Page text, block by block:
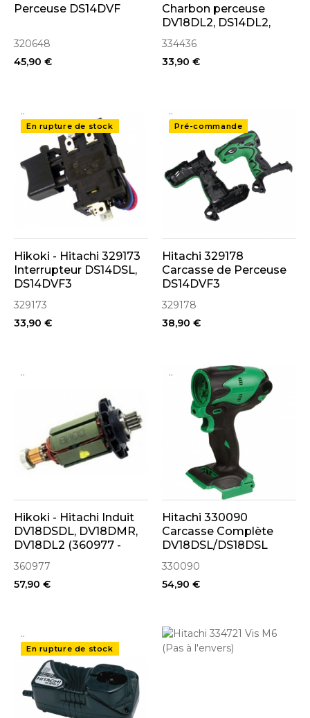
Perceuse DS14DVF
320648
45,90 €
Charbon perceuse
DV18DL2, DS14DL2,
DV14DL2, DV18DSDL,
DV14DSDL, DS18DSDL,
DS14DSDL (334436)
334436
33,90 €
..
En rupture de stock
Hikoki - Hitachi 329173
Interrupteur DS14DSL,
DS14DVF3
329173
33,90 €
..
Pré-commande
Hitachi 329178
Carcasse de Perceuse
DS14DVF3
329178
38,90 €
..
Hikoki - Hitachi Induit
DV18DSDL, DV18DMR,
DV18DL2 (360977 -
360932)
360977
57,90 €
..
Hitachi 330090
Carcasse Complète
DV18DSL/DS18DSL
330090
54,90 €
..
En rupture de stock
..